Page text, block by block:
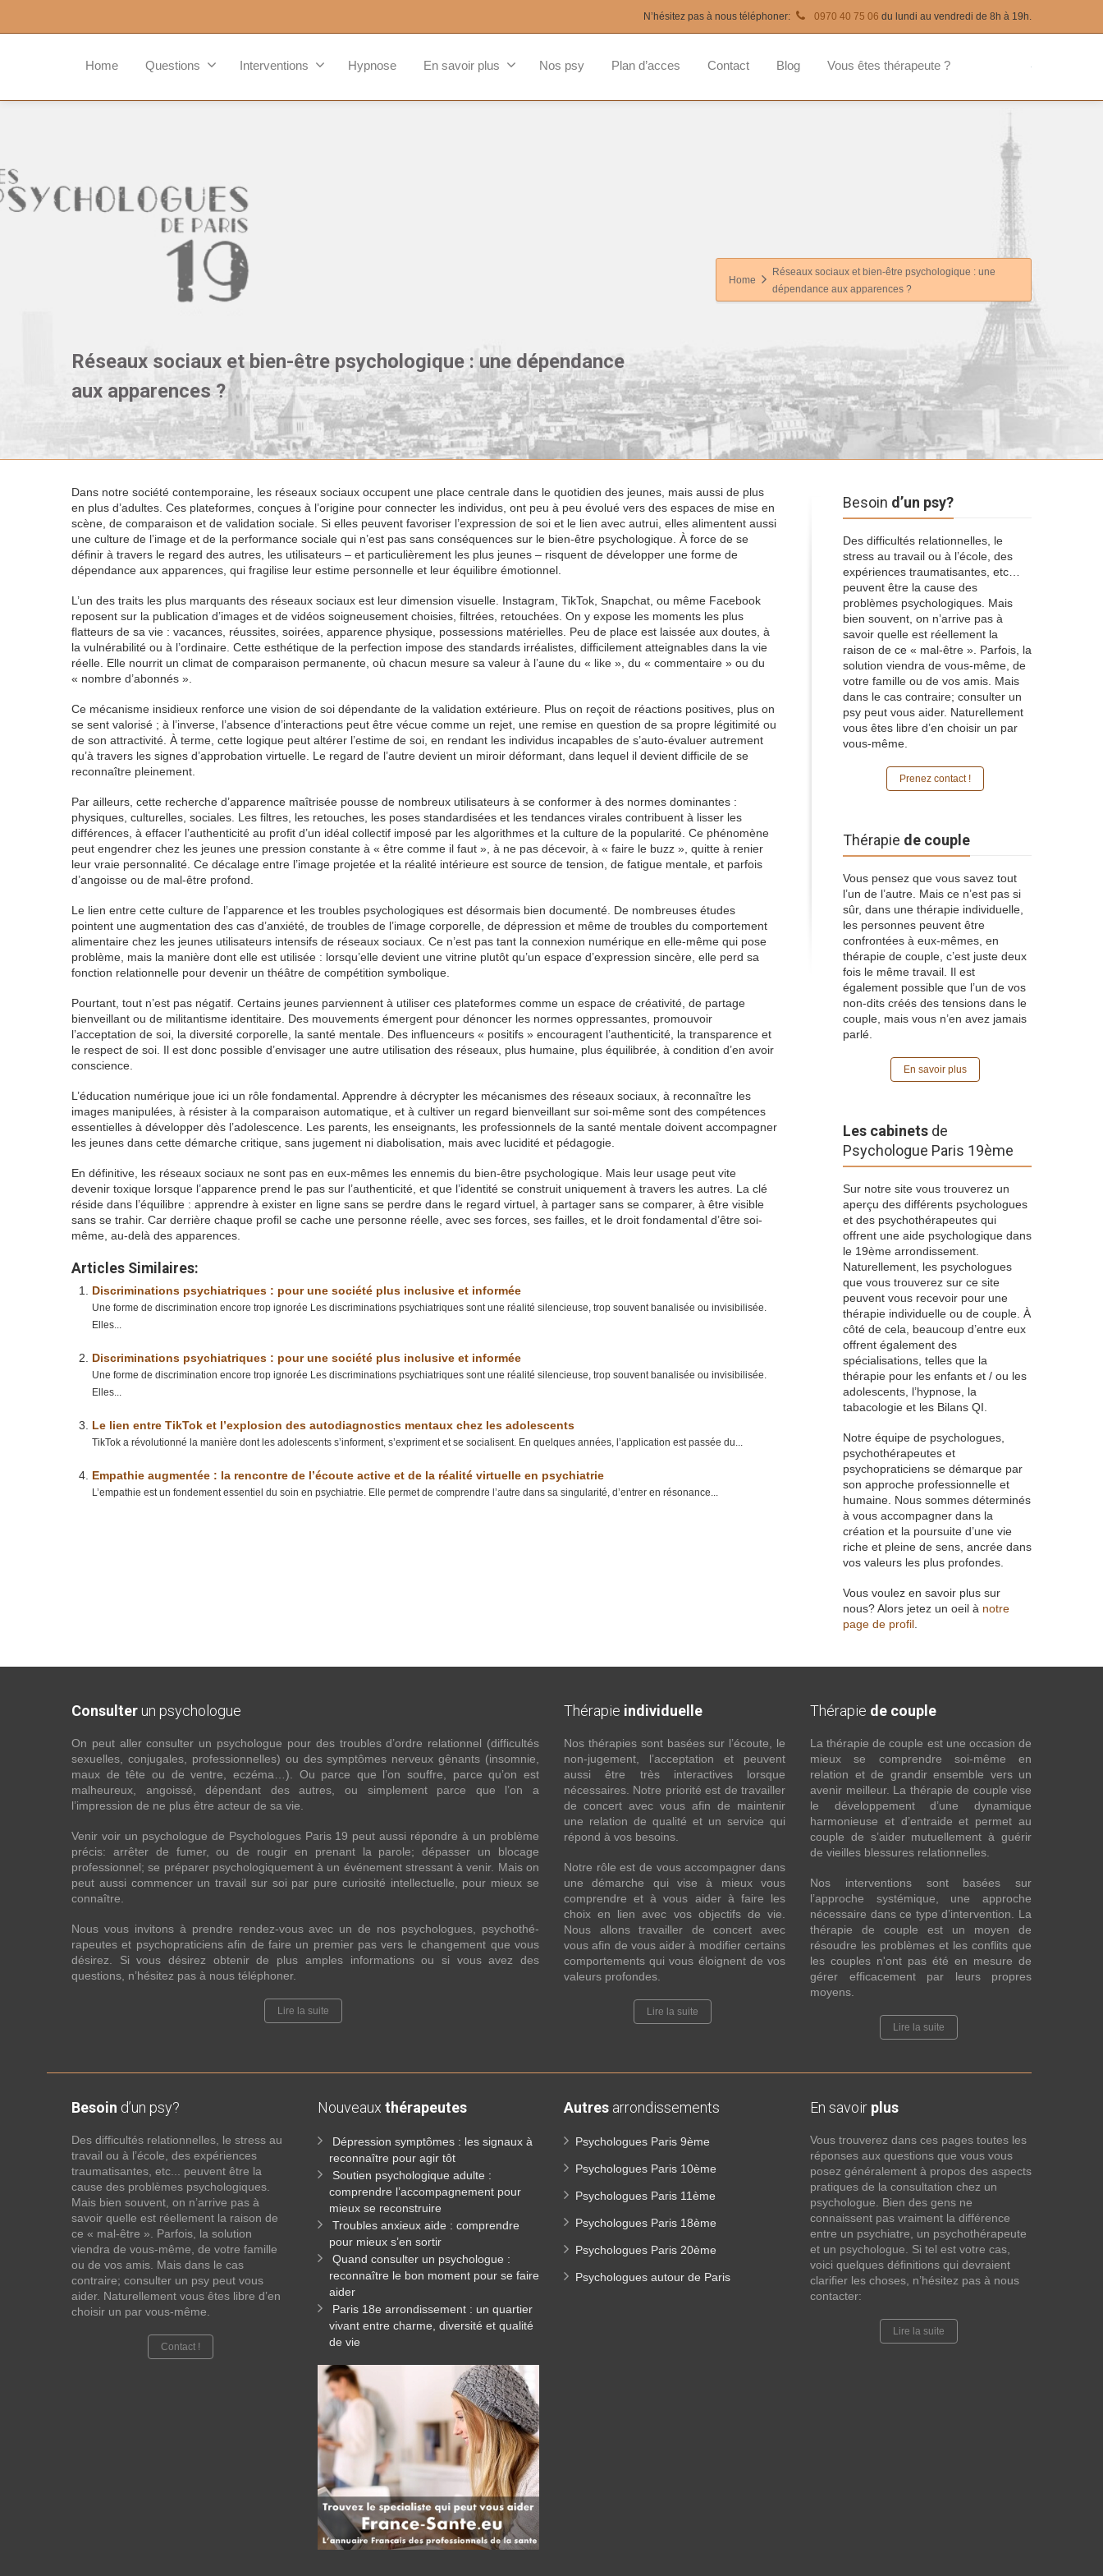
N’hésitez pas à nous téléphoner: 0970 40 75 06 du lundi au vendredi de 8h à 19h.
Home Questions Interventions Hypnose En savoir plus Nos psy Plan d’acces Contact Blog Vous êtes thérapeute ?
Réseaux sociaux et bien-être psychologique : une dépendance
aux apparences ?
Home
Réseaux sociaux et bien-être psychologique : une
dépendance aux apparences ?
Dans notre société contemporaine, les réseaux sociaux occupent une place centrale dans le quotidien des jeunes, mais aussi de plus
en plus d’adultes. Ces plateformes, conçues à l’origine pour connecter les individus, ont peu à peu évolué vers des espaces de mise en
scène, de comparaison et de validation sociale. Si elles peuvent favoriser l’expression de soi et le lien avec autrui, elles alimentent aussi
une culture de l’image et de la performance sociale qui n’est pas sans conséquences sur le bien-être psychologique. À force de se
définir à travers le regard des autres, les utilisateurs – et particulièrement les plus jeunes – risquent de développer une forme de
dépendance aux apparences, qui fragilise leur estime personnelle et leur équilibre émotionnel.
L’un des traits les plus marquants des réseaux sociaux est leur dimension visuelle. Instagram, TikTok, Snapchat, ou même Facebook
reposent sur la publication d’images et de vidéos soigneusement choisies, filtrées, retouchées. On y expose les moments les plus
flatteurs de sa vie : vacances, réussites, soirées, apparence physique, possessions matérielles. Peu de place est laissée aux doutes, à
la vulnérabilité ou à l’ordinaire. Cette esthétique de la perfection impose des standards irréalistes, difficilement atteignables dans la vie
réelle. Elle nourrit un climat de comparaison permanente, où chacun mesure sa valeur à l’aune du « like », du « commentaire » ou du
« nombre d’abonnés ».
Ce mécanisme insidieux renforce une vision de soi dépendante de la validation extérieure. Plus on reçoit de réactions positives, plus on
se sent valorisé ; à l’inverse, l’absence d’interactions peut être vécue comme un rejet, une remise en question de sa propre légitimité ou
de son attractivité. À terme, cette logique peut altérer l’estime de soi, en rendant les individus incapables de s’auto-évaluer autrement
qu’à travers les signes d’approbation virtuelle. Le regard de l’autre devient un miroir déformant, dans lequel il devient difficile de se
reconnaître pleinement.
Par ailleurs, cette recherche d’apparence maîtrisée pousse de nombreux utilisateurs à se conformer à des normes dominantes :
physiques, culturelles, sociales. Les filtres, les retouches, les poses standardisées et les tendances virales contribuent à lisser les
différences, à effacer l’authenticité au profit d’un idéal collectif imposé par les algorithmes et la culture de la popularité. Ce phénomène
peut engendrer chez les jeunes une pression constante à « être comme il faut », à ne pas décevoir, à « faire le buzz », quitte à renier
leur vraie personnalité. Ce décalage entre l’image projetée et la réalité intérieure est source de tension, de fatigue mentale, et parfois
d’angoisse ou de mal-être profond.
Le lien entre cette culture de l’apparence et les troubles psychologiques est désormais bien documenté. De nombreuses études
pointent une augmentation des cas d’anxiété, de troubles de l’image corporelle, de dépression et même de troubles du comportement
alimentaire chez les jeunes utilisateurs intensifs de réseaux sociaux. Ce n’est pas tant la connexion numérique en elle-même qui pose
problème, mais la manière dont elle est utilisée : lorsqu’elle devient une vitrine plutôt qu’un espace d’expression sincère, elle perd sa
fonction relationnelle pour devenir un théâtre de compétition symbolique.
Pourtant, tout n’est pas négatif. Certains jeunes parviennent à utiliser ces plateformes comme un espace de créativité, de partage
bienveillant ou de militantisme identitaire. Des mouvements émergent pour dénoncer les normes oppressantes, promouvoir
l’acceptation de soi, la diversité corporelle, la santé mentale. Des influenceurs « positifs » encouragent l’authenticité, la transparence et
le respect de soi. Il est donc possible d’envisager une autre utilisation des réseaux, plus humaine, plus équilibrée, à condition d’en avoir
conscience.
L’éducation numérique joue ici un rôle fondamental. Apprendre à décrypter les mécanismes des réseaux sociaux, à reconnaître les
images manipulées, à résister à la comparaison automatique, et à cultiver un regard bienveillant sur soi-même sont des compétences
essentielles à développer dès l’adolescence. Les parents, les enseignants, les professionnels de la santé mentale doivent accompagner
les jeunes dans cette démarche critique, sans jugement ni diabolisation, mais avec lucidité et pédagogie.
En définitive, les réseaux sociaux ne sont pas en eux-mêmes les ennemis du bien-être psychologique. Mais leur usage peut vite
devenir toxique lorsque l’apparence prend le pas sur l’authenticité, et que l’identité se construit uniquement à travers les autres. La clé
réside dans l’équilibre : apprendre à exister en ligne sans se perdre dans le regard virtuel, à partager sans se comparer, à être visible
sans se trahir. Car derrière chaque profil se cache une personne réelle, avec ses forces, ses failles, et le droit fondamental d’être soi-
même, au-delà des apparences.
Articles Similaires:
Discriminations psychiatriques : pour une société plus inclusive et informée
Une forme de discrimination encore trop ignorée Les discriminations psychiatriques sont une réalité silencieuse, trop souvent banalisée ou invisibilisée.
Elles...
Discriminations psychiatriques : pour une société plus inclusive et informée
Une forme de discrimination encore trop ignorée Les discriminations psychiatriques sont une réalité silencieuse, trop souvent banalisée ou invisibilisée.
Elles...
Le lien entre TikTok et l’explosion des autodiagnostics mentaux chez les adolescents
TikTok a révolutionné la manière dont les adolescents s’informent, s’expriment et se socialisent. En quelques années, l’application est passée du...
Empathie augmentée : la rencontre de l’écoute active et de la réalité virtuelle en psychiatrie
L’empathie est un fondement essentiel du soin en psychiatrie. Elle permet de comprendre l’autre dans sa singularité, d’entrer en résonance...
Besoin d’un psy?
Des difficultés relationnelles, le
stress au travail ou à l’école, des
expériences traumatisantes, etc…
peuvent être la cause des
problèmes psychologiques. Mais
bien souvent, on n’arrive pas à
savoir quelle est réellement la
raison de ce « mal-être ». Parfois, la
solution viendra de vous-même, de
votre famille ou de vos amis. Mais
dans le cas contraire; consulter un
psy peut vous aider. Naturellement
vous êtes libre d’en choisir un par
vous-même.
Prenez contact !
Thérapie de couple
Vous pensez que vous savez tout
l’un de l’autre. Mais ce n’est pas si
sûr, dans une thérapie individuelle,
les personnes peuvent être
confrontées à eux-mêmes, en
thérapie de couple, c’est juste deux
fois le même travail. Il est
également possible que l’un de vos
non-dits créés des tensions dans le
couple, mais vous n’en avez jamais
parlé.
En savoir plus
Les cabinets de
Psychologue Paris 19ème
Sur notre site vous trouverez un
aperçu des différents psychologues
et des psychothérapeutes qui
offrent une aide psychologique dans
le 19ème arrondissement.
Naturellement, les psychologues
que vous trouverez sur ce site
peuvent vous recevoir pour une
thérapie individuelle ou de couple. À
côté de cela, beaucoup d’entre eux
offrent également des
spécialisations, telles que la
thérapie pour les enfants et / ou les
adolescents, l’hypnose, la
tabacologie et les Bilans QI.
Notre équipe de psychologues,
psychothérapeutes et
psychopraticiens se démarque par
son approche professionnelle et
humaine. Nous sommes déterminés
à vous accompagner dans la
création et la poursuite d’une vie
riche et pleine de sens, ancrée dans
vos valeurs les plus profondes.
Vous voulez en savoir plus sur
nous? Alors jetez un oeil à notre
page de profil
Consulter un psychologue
On peut aller consulter un psychologue pour des troubles d’ordre relationnel (difficultés
sexuelles, conjugales, professionnelles) ou des symptômes nerveux gênants (insomnie,
maux de tête ou de ventre, eczéma…). Ou parce que l’on souffre, parce qu’on est
malheureux, angoissé, dépendant des autres, ou simplement parce que l’on a
l’impression de ne plus être acteur de sa vie.
Venir voir un psychologue de Psychologues Paris 19 peut aussi répondre à un problème
précis: arrêter de fumer, ou de rougir en prenant la parole; dépasser un blocage
professionnel; se préparer psychologiquement à un événement stressant à venir. Mais on
peut aussi commencer un travail sur soi par pure curiosité intellectuelle, pour mieux se
connaître.
Nous vous invitons à prendre rendez-vous avec un de nos psychologues, psychothé-
rapeutes et psychopraticiens afin de faire un premier pas vers le changement que vous
désirez. Si vous désirez obtenir de plus amples informations ou si vous avez des
questions, n’hésitez pas à nous téléphoner.
Lire la suite
Thérapie individuelle
Nos thérapies sont basées sur l’écoute, le
non-jugement, l’acceptation et peuvent
aussi être très interactives lorsque
nécessaires. Notre priorité est de travailler
de concert avec vous afin de maintenir
une relation de qualité et un service qui
répond à vos besoins.
Notre rôle est de vous accompagner dans
une démarche qui vise à mieux vous
comprendre et à vous aider à faire les
choix en lien avec vos objectifs de vie.
Nous allons travailler de concert avec
vous afin de vous aider à modifier certains
comportements qui vous éloignent de vos
valeurs profondes.
Lire la suite
Thérapie de couple
La thérapie de couple est une occasion de
mieux se comprendre soi-même en
relation et de grandir ensemble vers un
avenir meilleur. La thérapie de couple vise
le développement d’une dynamique
harmonieuse et d’entraide et permet au
couple de s’aider mutuellement à guérir
de vieilles blessures relationnelles.
Nos interventions sont basées sur
l’approche systémique, une approche
nécessaire dans ce type d’intervention. La
thérapie de couple est un moyen de
résoudre les problèmes et les conflits que
les couples n'ont pas été en mesure de
gérer efficacement par leurs propres
moyens.
Lire la suite
Besoin d’un psy?
Des difficultés relationnelles, le stress au
travail ou à l’école, des expériences
traumatisantes, etc... peuvent être la
cause des problèmes psychologiques.
Mais bien souvent, on n’arrive pas à
savoir quelle est réellement la raison de
ce « mal-être ». Parfois, la solution
viendra de vous-même, de votre famille
ou de vos amis. Mais dans le cas
contraire; consulter un psy peut vous
aider. Naturellement vous êtes libre d’en
choisir un par vous-même.
Contact !
Nouveaux thérapeutes
Dépression symptômes : les signaux à
reconnaître pour agir tôt
Soutien psychologique adulte :
comprendre l’accompagnement pour
mieux se reconstruire
Troubles anxieux aide : comprendre
pour mieux s’en sortir
Quand consulter un psychologue :
reconnaître le bon moment pour se faire
aider
Paris 18e arrondissement : un quartier
vivant entre charme, diversité et qualité
de vie
Autres arrondissements
Psychologues Paris 9ème
Psychologues Paris 10ème
Psychologues Paris 11ème
Psychologues Paris 18ème
Psychologues Paris 20ème
Psychologues autour de Paris
En savoir plus
Vous trouverez dans ces pages toutes les
réponses aux questions que vous vous
posez généralement à propos des aspects
pratiques de la consultation chez un
psychologue. Bien des gens ne
connaissent pas vraiment la différence
entre un psychiatre, un psychothérapeute
et un psychologue. Si tel est votre cas,
voici quelques définitions qui devraient
clarifier les choses, n’hésitez pas à nous
contacter:
Lire la suite